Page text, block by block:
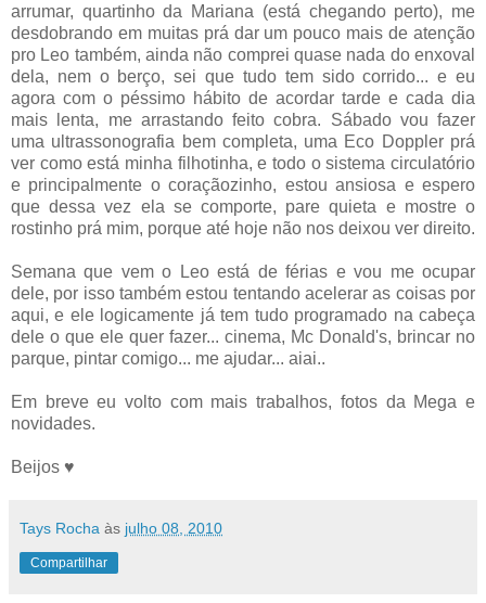
arrumar, quartinho da Mariana (está chegando perto), me
desdobrando em muitas prá dar um pouco mais de atenção
pro Leo também, ainda não comprei quase nada do enxoval
dela, nem o berço, sei que tudo tem sido corrido... e eu
agora com o péssimo hábito de acordar tarde e cada dia
mais lenta, me arrastando feito cobra. Sábado vou fazer
uma ultrassonografia bem completa, uma Eco Doppler prá
ver como está minha filhotinha, e todo o sistema circulatório
e principalmente o coraçãozinho, estou ansiosa e espero
que dessa vez ela se comporte, pare quieta e mostre o
rostinho prá mim, porque até hoje não nos deixou ver direito.
Semana que vem o Leo está de férias e vou me ocupar
dele, por isso também estou tentando acelerar as coisas por
aqui, e ele logicamente já tem tudo programado na cabeça
dele o que ele quer fazer... cinema, Mc Donald's, brincar no
parque, pintar comigo... me ajudar... aiai..
Em breve eu volto com mais trabalhos, fotos da Mega e
novidades.
Beijos ♥
Tays Rocha às julho 08, 2010
Compartilhar